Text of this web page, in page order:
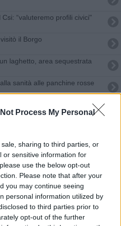
Not Process My Personal
sharing to third parties, or
or sensitive information for
use the below opt-out
Please note that after your
you may continue seeing
personal information utilized by
to third parties prior to
opt-out of the further
“valuteremo profili civici"
il Borgo
laghetto, area sequestrata
sanità alle panchine rosse
2023, via alla corsa per i
mob con l’arcobaleno
contro la riorganizzazione
"l'assessore alle frazioni"